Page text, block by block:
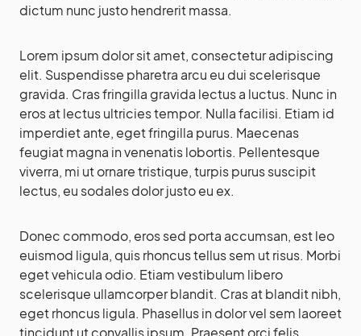
dictum nunc justo hendrerit massa.
Lorem ipsum dolor sit amet, consectetur adipiscing
elit. Suspendisse pharetra arcu eu dui scelerisque
gravida. Cras fringilla gravida lectus a luctus. Nunc in
eros at lectus ultricies tempor. Nulla facilisi. Etiam id
imperdiet ante, eget fringilla purus. Maecenas
feugiat magna in venenatis lobortis. Pellentesque
viverra, mi ut ornare tristique, turpis purus suscipit
lectus, eu sodales dolor justo eu ex.
Donec commodo, eros sed porta accumsan, est leo
euismod ligula, quis rhoncus tellus sem ut risus. Morbi
eget vehicula odio. Etiam vestibulum libero
scelerisque ullamcorper blandit. Cras at blandit nibh,
eget rhoncus ligula. Phasellus in dolor vel sem laoreet
tincidunt ut convallis ipsum. Praesent orci felis,